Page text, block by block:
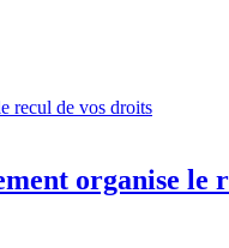
organise le